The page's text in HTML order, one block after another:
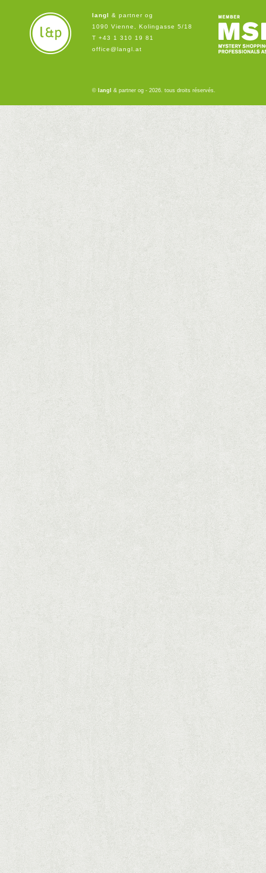
langl & partner og
1090 Vienne, Kolingasse 5/18
T +43 1 310 19 81
office@langl.at
© langl & partner og - 2026. tous droits réservés.